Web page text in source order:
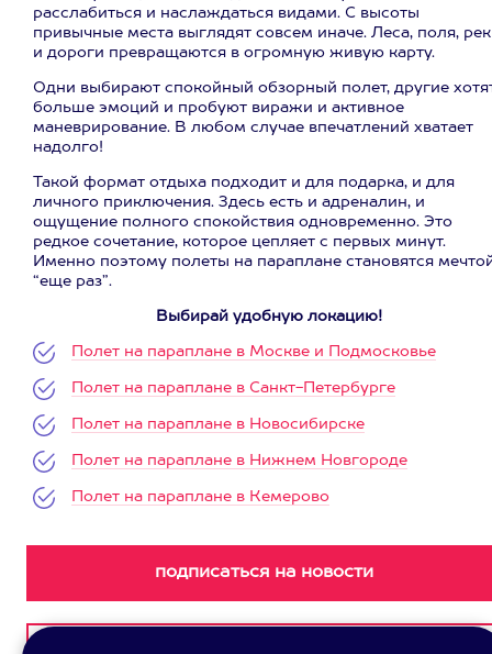
расслабиться и наслаждаться видами. С высоты
привычные места выглядят совсем иначе. Леса, поля,
и дороги превращаются в огромную живую карту.
Одни выбирают спокойный обзорный полет, другие
больше эмоций и пробуют виражи и активное
маневрирование. В любом случае впечатлений хватает
надолго!
Такой формат отдыха подходит и для подарка, и для
личного приключения. Здесь есть и адреналин, и
ощущение полного спокойствия одновременно. Это
редкое сочетание, которое цепляет с первых минут.
Именно поэтому полеты на параплане становятся
“еще раз”.
Выбирай удобную локацию!
Полет на параплане в Москве и Подмосковье
Полет на параплане в Санкт-Петербурге
Полет на параплане в Новосибирске
Полет на параплане в Нижнем Новгороде
Полет на параплане в Кемерово